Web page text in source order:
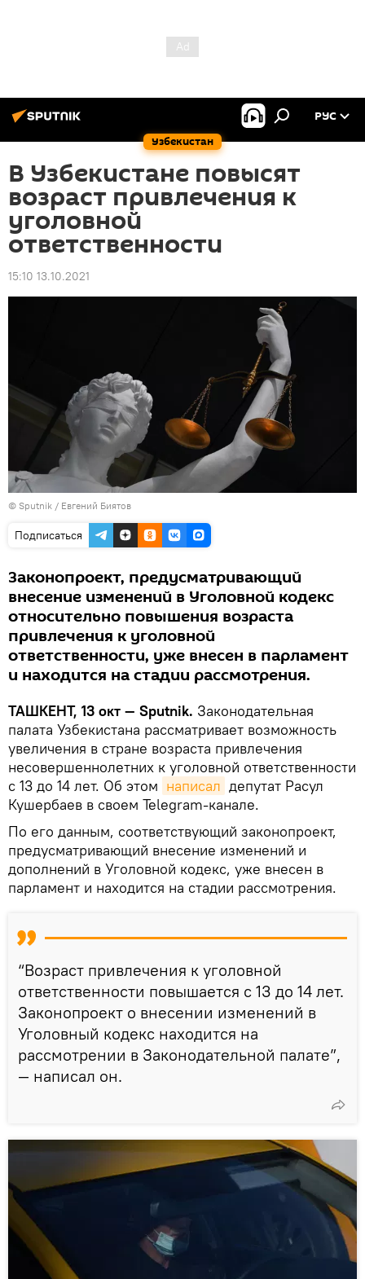
Узбекистан
РУС
В Узбекистане повысят
возраст привлечения к
уголовной
ответственности
15:10 13.10.2021
© Sputnik / Евгений Биятов
Подписаться
Законопроект, предусматривающий
внесение изменений в Уголовной кодекс
относительно повышения возраста
привлечения к уголовной
ответственности, уже внесен в парламент
и находится на стадии рассмотрения.
ТАШКЕНТ, 13 окт — Sputnik. Законодательная
палата Узбекистана рассматривает возможность
увеличения в стране возраста привлечения
несовершеннолетних к уголовной ответственности
с 13 до 14 лет. Об этом написал депутат Расул
Кушербаев в своем Telegram-канале.
По его данным, соответствующий законопроект,
предусматривающий внесение изменений и
дополнений в Уголовной кодекс, уже внесен в
парламент и находится на стадии рассмотрения.
“Возраст привлечения к уголовной
ответственности повышается с 13 до 14 лет.
Законопроект о внесении изменений в
Уголовный кодекс находится на
рассмотрении в Законодательной палате”,
— написал он.